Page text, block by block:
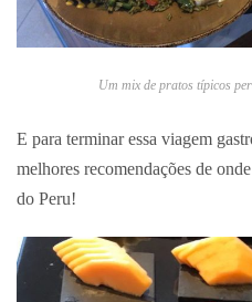
Um mix de pratos típicos
E para terminar essa viagem
melhores recomendações de
do Peru!